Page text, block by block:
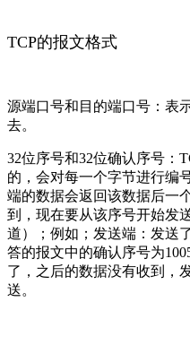
TCP的报文格式
源端口号和目的端口号：表
去。
32位序号和32位确认序号：
的，会对每一个字节进行编
端的数据会返回该数据后一
到，现在要从该序号开始发
道）； 例如；发送端：发送
答的报文中的确认序号为
了，之后的数据没有收到，
送。